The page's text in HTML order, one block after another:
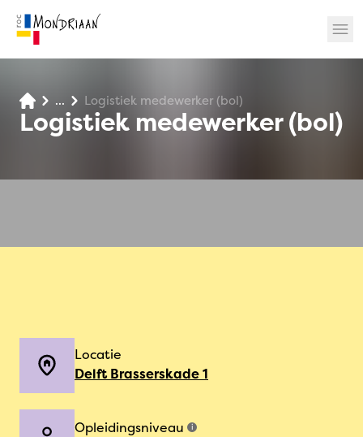
🎉 ... Logistiek medewerker (bol)
Logistiek medewerker (bol)
Locatie
Delft Brasserskade 1
Opleidingsniveau i